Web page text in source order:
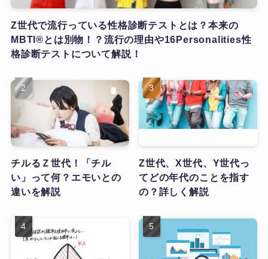
Z世代で流行っている性格診断テストとは？本来の
MBTI®とは別物！？流行の理由や16Personalities性
格診断テストについて解説！
チルるＺ世代！「チル
い」って何？エモいとの
違いを解説
Z世代、X世代、Y世代っ
てどの年代のことを指す
の？詳しく解説